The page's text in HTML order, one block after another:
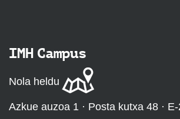
IMH Campus
Nola heldu
Azkue auzoa 1 · Posta kutxa 48 ·